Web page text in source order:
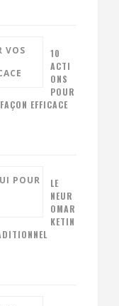
10
ACTI
ONS
POUR
EFFICACE
LE
NEUR
OMAR
KETIN